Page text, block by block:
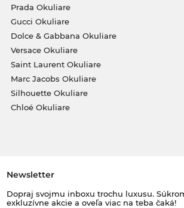
Prada Okuliare
Gucci Okuliare
Dolce & Gabbana Okuliare
Versace Okuliare
Saint Laurent Okuliare
Marc Jacobs Okuliare
Silhouette Okuliare
Chloé Okuliare
Newsletter
Dopraj svojmu inboxu trochu luxusu.
exkluzívne akcie a oveľa viac na teba čaká!